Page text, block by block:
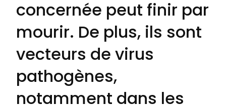
concernée peut finir par
mourir. De plus, ils sont
vecteurs de virus
pathogènes,
notamment dans les